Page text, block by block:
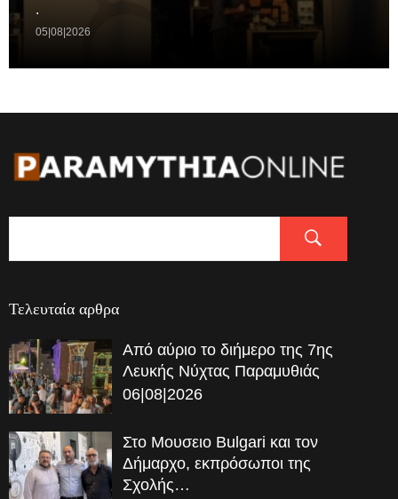
.
05|08|2026
Τελευταία αρθρα
Από αύριο το διήμερο της 7ης
Λευκής Νύχτας Παραμυθιάς
06|08|2026
Στο Μουσειο Bulgari και τον
Δήμαρχο, εκπρόσωποι της
Σχολής…